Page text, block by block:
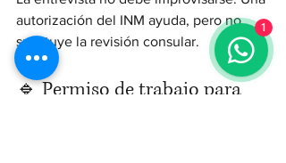
autorización del INM ayuda, pero no
sustituye la revisión consular.
🔹 Permiso de trabajo para
1